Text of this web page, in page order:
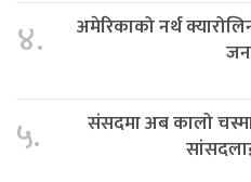
४.
अमेरिकाको नर्थ
५.
संसदमा अब कालो